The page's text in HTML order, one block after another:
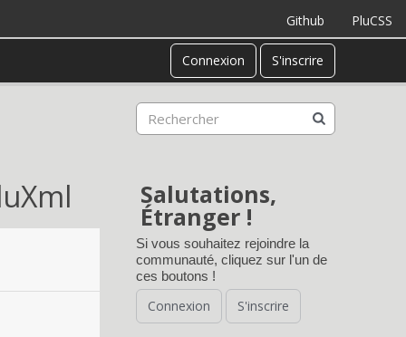
PluCSS
Github
Connexion S'inscrire
Salutations,
Étranger !
Si vous souhaitez rejoindre la
communauté, cliquez sur l'un de
ces boutons !
Connexion S'inscrire